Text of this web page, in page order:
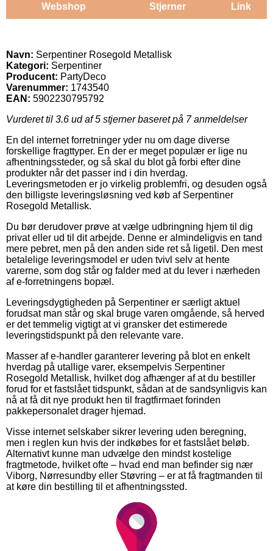
Webshop Stjerner Link
Navn: Serpentiner Rosegold Metallisk
Kategori: Serpentiner
Producent: PartyDeco
Varenummer: 1743540
EAN: 5902230795792
Vurderet til 3.6 ud af 5 stjerner baseret på 7anmeldelser
En del internet forretninger yder nu om dage diverse
forskellige fragttyper. En der er meget populær er lige nu
afhentningssteder, og så skal du blot gå forbi efter dine
produkter når det passer ind i din hverdag.
Leveringsmetoden er jo virkelig problemfri, og desuden også
den billigste leveringsløsning ved køb af Serpentiner
Rosegold Metallisk.
Du bør derudover prøve at vælge udbringning hjem til dig
privat eller ud til dit arbejde. Denne er almindeligvis en tand
mere pebret, men på den anden side ret så ligetil. Den mest
betalelige leveringsmodel er uden tvivl selv at hente
varerne, som dog står og falder med at du lever i nærheden
af e-forretningens bopæl.
Leveringsdygtigheden på Serpentiner er særligt aktuel
forudsat man står og skal bruge varen omgående, så herved
er det temmelig vigtigt at vi gransker det estimerede
leveringstidspunkt på den relevante vare.
Masser af e-handler garanterer levering på blot en enkelt
hverdag på utallige varer, eksempelvis Serpentiner
Rosegold Metallisk, hvilket dog afhænger af at du bestiller
forud for et fastslået tidspunkt, sådan at de sandsynligvis kan
nå at få dit nye produkt hen til fragtfirmaet forinden
pakkepersonalet drager hjemad.
Visse internet selskaber sikrer levering uden beregning,
men i reglen kun hvis der indkøbes for et fastslået beløb.
Alternativt kunne man udvælge den mindst kostelige
fragtmetode, hvilket ofte – hvad end man befinder sig nær
Viborg, Nørresundby eller Støvring – er at få fragtmanden til
at køre din bestilling til et afhentningssted.